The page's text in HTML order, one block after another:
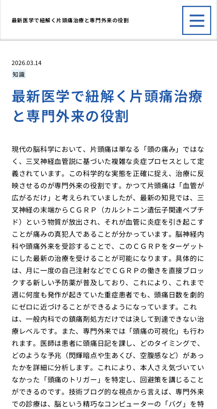
最新医学で紐解く片頭痛治療と専門外来の役割
2026.03.14
知識
最新医学で紐解く片頭痛治療
と専門外来の役割
現代の脳科学において、片頭痛は単なる「頭の痛み」ではな
く、三叉神経血管説に基づいた複雑な炎症プロセスとして定
義されています。この科学的な実態を正確に捉え、治療に反
映させるのが専門外来の役割です。かつて片頭痛は「血管が
広がるだけ」と考えられていましたが、最新の知見では、三
叉神経の末端からＣＧＲＰ（カルシトニン遺伝子関連ペプチ
ド）という物質が放出され、それが血管に炎症を引き起こす
ことが痛みの真犯人であることが分かっています。脳神経内
科や頭痛外来を受診することで、このＣＧＲＰをターゲット
にした最新の治療を受けることが可能になります。具体的に
は、月に一度の自己注射などでＣＧＲＰの働きを直接ブロッ
クする新しい予防薬が普及しており、これにより、これまで
週に何度も発作が起きていた重症患者でも、頭痛日数を劇的
にゼロに近づけることができるようになっています。これ
は、一般内科での鎮痛剤処方だけでは決して到達できない治
療レベルです。また、専門外来では「頭痛の可視化」も行わ
れます。医師は患者に頭痛日記を課し、どのタイミングで、
どのような予兆（閃輝暗点や生あくび、空腹感など）があっ
たかを詳細に分析します。これにより、本人さえ気づいてい
なかった「頭痛のトリガー」を特定し、回避策を講じること
ができるのです。技術ブログ的な視点から言えば、専門外来
での診療は、脳という精巧なコンピューターの「バグ」を特